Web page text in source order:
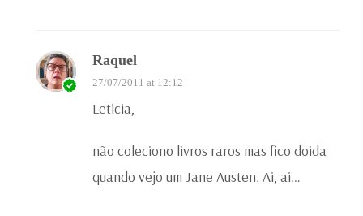
Raquel
27/07/2011 at 12:12
Leticia,
não coleciono livros raros mas fico doida
quando vejo um Jane Austen. Ai, ai…